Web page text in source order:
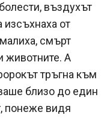
въздухът
изсъхнаха от
смърт
животните. А
тръгна към
близо до един
понеже видя